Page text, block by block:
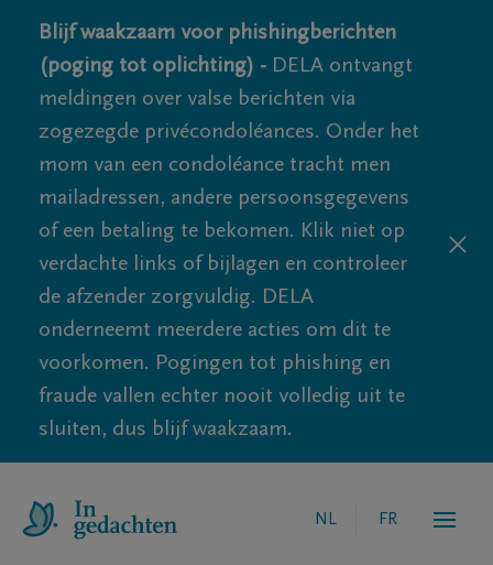
Blijf waakzaam voor phishingberichten
(poging tot oplichting) - DELA ontvangt
meldingen over valse berichten via
zogezegde privécondoléances. Onder het
mom van een condoléance tracht men
mailadressen, andere persoonsgegevens
of een betaling te bekomen. Klik niet op
verdachte links of bijlagen en controleer
de afzender zorgvuldig. DELA
onderneemt meerdere acties om dit te
voorkomen. Pogingen tot phishing en
fraude vallen echter nooit volledig uit te
sluiten, dus blijf waakzaam.
NL FR